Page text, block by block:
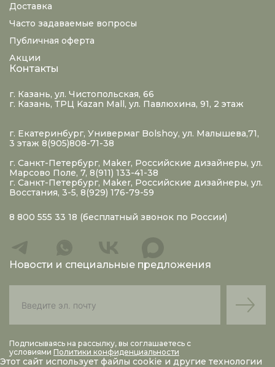
Доставка
Часто задаваемые вопросы
Публичная оферта
Акции
Контакты
г. Казань, ул. Чистопольская, 66
г. Казань, ТРЦ Kazan Mall, ул. Павлюхина, 91, 2 этаж
г. Екатеринбург, Универмаг Bolshoy, ул. Малышева,71,
3 этаж 8(905)808-71-38
г. Санкт-Петербург, Maker, Российские дизайнеры, ул.
Марсово Поле, 7, 8(911) 133-41-38
г. Санкт-Петербург, Maker, Российские дизайнеры, ул.
Восстания, 3-5, 8(929) 176-79-59
8 800 555 33 18 (бесплатный звонок по России)
Новости и специальные предложения
Подписываясь на рассылку, вы соглашаетесь с
условиями Политики конфиденциальности
Этот сайт использует файлы cookie и другие технологии